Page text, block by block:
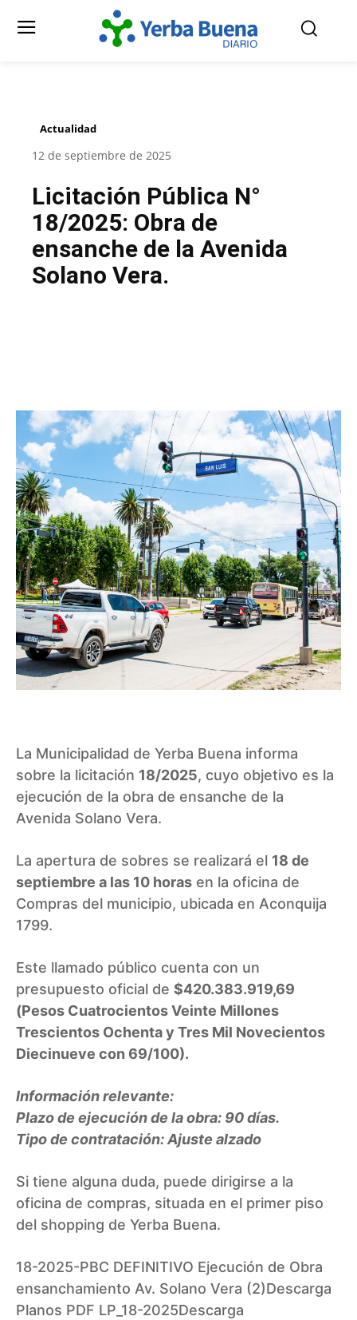
Actualidad
12 de septiembre de 2025
Licitación Pública N°
18/2025: Obra de
ensanche de la Avenida
Solano Vera.
La Municipalidad de Yerba Buena informa
sobre la licitación 18/2025, cuyo objetivo es la
ejecución de la obra de ensanche de la
Avenida Solano Vera.
La apertura de sobres se realizará el 18 de
septiembre a las 10 horas en la oficina de
Compras del municipio, ubicada en Aconquija
1799.
Este llamado público cuenta con un
presupuesto oficial de $420.383.919,69
(Pesos Cuatrocientos Veinte Millones
Trescientos Ochenta y Tres Mil Novecientos
Diecinueve con 69/100).
Información relevante:
Plazo de ejecución de la obra: 90 días.
Tipo de contratación: Ajuste alzado
Si tiene alguna duda, puede dirigirse a la
oficina de compras, situada en el primer piso
del shopping de Yerba Buena.
18-2025-PBC DEFINITIVO Ejecución de Obra
ensanchamiento Av. Solano Vera (2)Descarga
Planos PDF LP_18-2025Descarga